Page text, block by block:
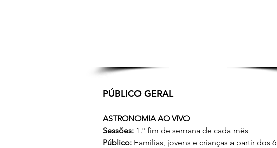
PÚBLICO GERAL
ASTRONOMIA AO VIVO
Sessões: 1.º fim de semana de cada mês
Público: Famílias, jovens e crianças a partir dos 6